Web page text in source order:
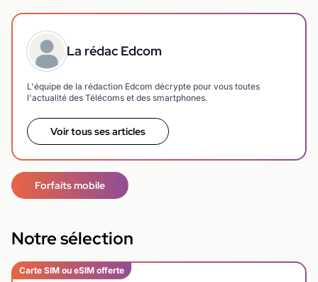
La rédac Edcom
L'équipe de la rédaction Edcom décrypte pour vous toutes
l'actualité des Télécoms et des smartphones.
Voir tous ses articles
Forfaits mobile
Notre sélection
Carte SIM ou eSIM offerte